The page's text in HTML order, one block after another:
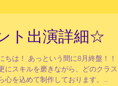
ト出演詳細☆
ちは！ あっという間に8月終盤
にスキルを磨きながら、どのクラ
心を込めて制作しております。...